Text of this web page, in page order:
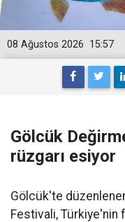
15:57
08 Ağustos 2026
Gölcük
rüzgarı esiyor
Gölcük'te
Festivali, Türkiye'nin